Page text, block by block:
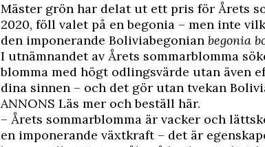
Mäster grön har delat ut ett pris för Årets
2020, föll valet på en begonia – men inte
den imponerande Boliviabegonian begonia
I utnämnandet av Årets sommarblomma
blomma med högt odlingsvärde utan även
dina sinnen – och det gör utan tvekan
ANNONS Läs mer och beställ här.
– Årets sommarblomma är vacker och
en imponerande växtkraft – det är